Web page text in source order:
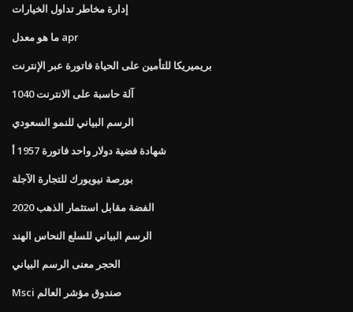
إدارة مخاطر تداول الخيارات
ما هو معدل apr
بريميريكا للتأمين على الحياة فاتورة عبر الإنترنت
1040 آلة حاسبة على الانترنت
الرسم البياني للنمو السعودي
شهادة فضية دولار واحد فاتورة 1957 أ
بورصة نيويورك للتجارة الآجلة
الفضة مقابل استثمار الذهب 2020
الرسم البياني للسلع النحاس الهند
الحجر معنى الرسم البياني
Msci صندوق مؤشر العالم